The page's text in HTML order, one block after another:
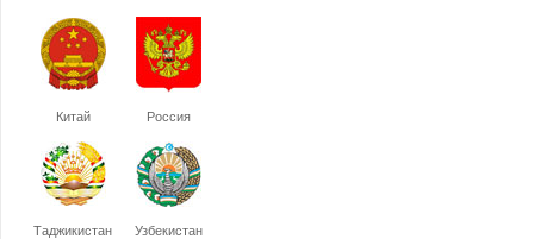
Китай Россия
Таджикистан Узбекистан